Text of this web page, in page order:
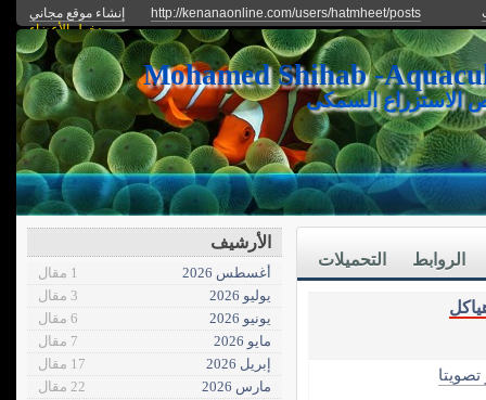
http://kenanaonline.com/users/hatmheet/posts
إنشاء موقع مجاني
دخول الأعضاء
الاستزراع السمكى
التحميلات الروابط
تصويتا
الأرشيف
أغسطس 2026
1 مقال
يوليو 2026
3 مقال
يونيو 2026
6 مقال
مايو 2026
7 مقال
إبريل 2026
17 مقال
مارس 2026
22 مقال